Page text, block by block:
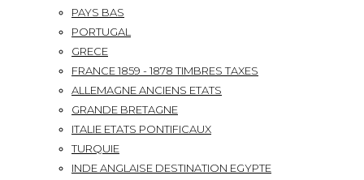
PAYS BAS
PORTUGAL
GRECE
FRANCE 1859 - 1878 TIMBRES TAXES
ALLEMAGNE ANCIENS ETATS
GRANDE BRETAGNE
ITALIE ETATS PONTIFICAUX
TURQUIE
INDE ANGLAISE DESTINATION EGYPTE